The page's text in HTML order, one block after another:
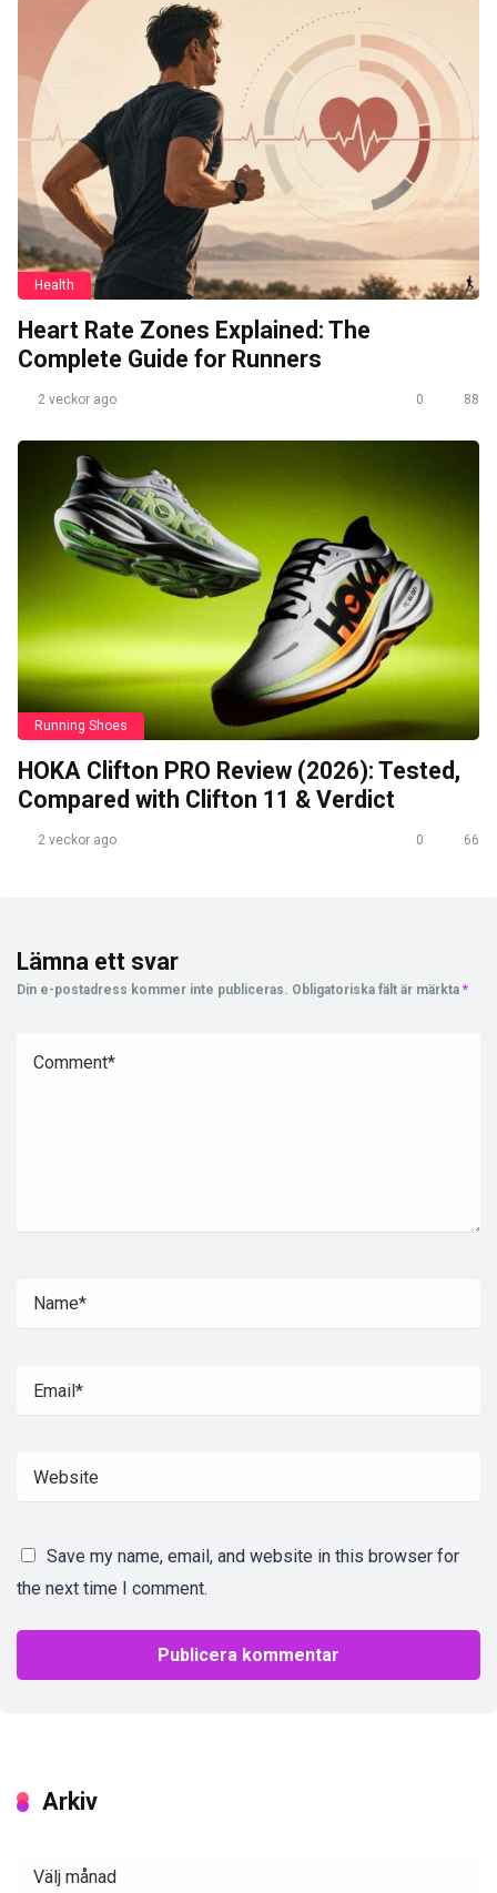
Health
Heart Rate Zones Explained: The
Complete Guide for Runners
2 veckor ago 0 88
Running Shoes
HOKA Clifton PRO Review (2026): Tested,
Compared with Clifton 11 & Verdict
2 veckor ago 0 66
Lämna ett svar
Din e-postadress kommer inte publiceras. Obligatoriska fält är märkta *
Save my name, email, and website in this browser for
the next time I comment.
Arkiv